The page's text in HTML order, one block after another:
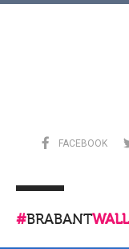
FACEBOOK
#BRABANT